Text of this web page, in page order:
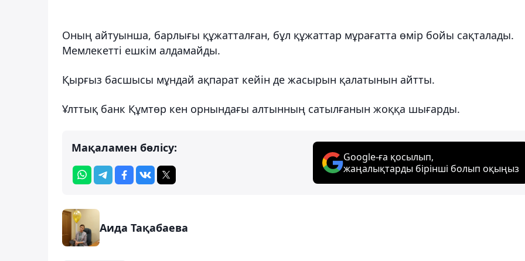
Оның айтуынша, барлығы құжатталған, бұл құжаттар мұрағатта өмір бойы сақталады.
Мемлекетті ешкім алдамайды.
Қырғыз басшысы мұндай ақпарат кейін де жасырын қалатынын айтты.
Ұлттық банк Құмтөр кен орнындағы алтынның сатылғанын жоққа шығарды.
Мақаламен бөлісу:
Google-ға қосылып,
жаңалықтарды бірінші болып оқыңыз
Аида Тақабаева